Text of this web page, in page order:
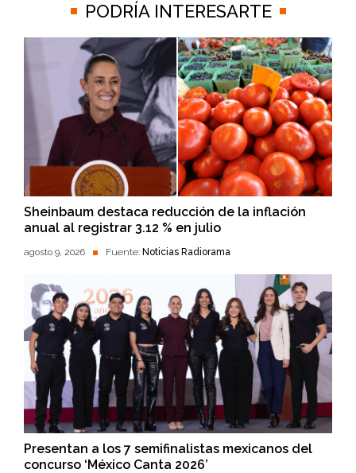
PODRÍA INTERESARTE
Sheinbaum destaca reducción de la inflación
anual al registrar 3.12 % en julio
agosto 9, 2026 Fuente: Noticias Radiorama
Presentan a los 7 semifinalistas mexicanos del
concurso ‘México Canta 2026’